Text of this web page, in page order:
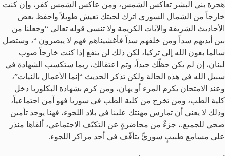
هجرة بني البشر تعاكس الشمس، ومن عاكس الشمس كفر، وإن كنت
خارجاً من الشمال السوري اترك لحيتك تعيش طويلاً واحفظ بعض
الأحاديث الشريفة والآيات الكريمة ولا تنسى قوله تعالى “وجعلنا من
بين أيديهم سداً ومن خلفهم سداً فأغشيناهم فهم لا يبصرون “، وستصل
سالما بعون الله إلى تركيا، لكن ذلك لن ينفع إذا كنت خارجاً صوب
لبنان، إن لم يكن حظّك جيداً، وتم اعتقالك، ربما ستكسب الشهادة في
سبيل الله في هذه الحالة ولكن تذكر الحديث “إنما الأعمال بالنيات”،
وعند الامتحان يكرم المرء أو يهان، ومن كرم بشهادة البكلوريا دخل
كلية الطب، ومن تخرج من كلية الطب في سوريا فهو آمن اجتماعياً،
وذلك لا يعني أن تمارس مهنتك علينا في بلاد اللجوء، فهنا يوجد تأمين
صحي للجميع.، جزءٌ من محاضرةٍ عن التكيّف الاجتماعي، ألقاها منذر
على مسامع طبيبٍ سوريٍّ يتأفّف في أحد مراكز اللجوء.